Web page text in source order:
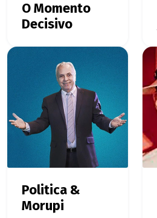
O Momento
Decisivo
Politica &
Morupi